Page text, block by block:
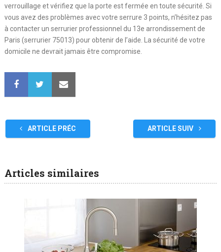
verrouillage et vérifiez que la porte est fermée en toute sécurité. Si
vous avez des problèmes avec votre serrure 3 points, n’hésitez pas
à contacter un serrurier professionnel du 13e arrondissement de
Paris (serrurier 75013) pour obtenir de l’aide. La sécurité de votre
domicile ne devrait jamais être compromise.
ARTICLE PRÉC ARTICLE SUIV
Articles similaires